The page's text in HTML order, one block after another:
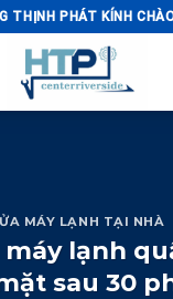
THỊNH PHÁT KÍNH
MÁY LẠNH TẠI NHÀ
lạnh
sau 30